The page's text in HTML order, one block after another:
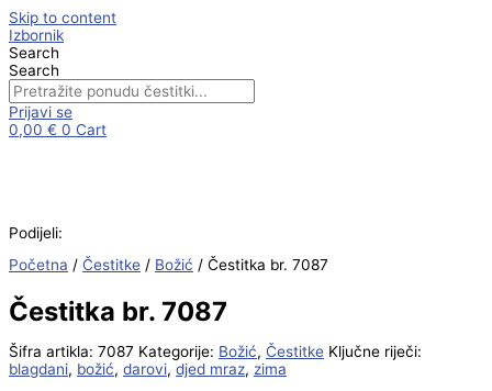
Skip to content
Izbornik
Search
Search
Prijavi se
0,00 € 0 Cart
Podijeli:
Početna / Čestitke / Božić / Čestitka br. 7087
Čestitka br. 7087
Šifra artikla: 7087 Kategorije: Božić, Čestitke Ključne riječi:
blagdani, božić, darovi, djed mraz, zima